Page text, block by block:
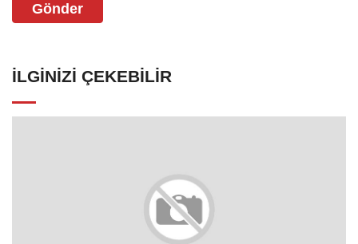
Gönder
İLGINIZI ÇEKEBILIR